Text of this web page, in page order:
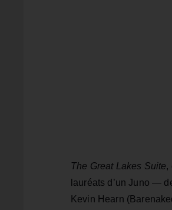
The Great Lakes Suite,
lauréats d’un Juno —
Kevin Hearn